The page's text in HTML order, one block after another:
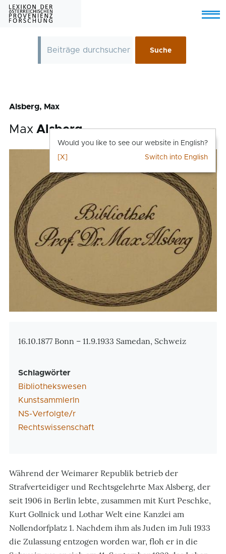
Skip to main content
Menu
Alsberg, Max
MaxAlsberg
Zusatzinformationen
16.10.1877 Bonn – 11.9.1933 Samedan, Schweiz
Schlagwörter
Bibliothekswesen
KunstsammlerIn
NS-Verfolgte/r
Rechtswissenschaft
Während der Weimarer Republik betrieb der
Strafverteidiger und Rechtsgelehrte Max Alsberg, der
seit 1906 in Berlin lebte, zusammen mit Kurt Peschke,
Kurt Gollnick und Lothar Welt eine Kanzlei am
Nollendorfplatz 1. Nachdem ihm als Juden im Juli 1933
die Zulassung entzogen worden war, floh er in die
Would you like to see our website in English?
Switch into English
[X]